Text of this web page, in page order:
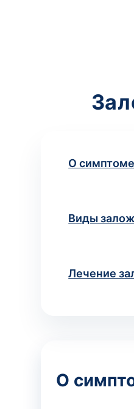
О симптоме
Виды
Лечение
О